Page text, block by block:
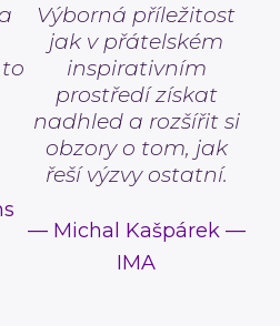
Výborná příležitost
jak v přátelském
inspirativním
prostředí získat
nadhled a rozšířit si
obzory o tom, jak
řeší výzvy ostatní.
—Michal Kašpárek —
IMA